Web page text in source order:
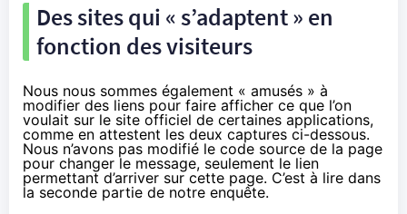
Des sites qui « s’adaptent » en
fonction des visiteurs
Nous nous sommes également « amusés » à
modifier des liens pour faire afficher ce que l’on
voulait sur le site officiel de certaines applications,
comme en attestent les deux captures ci-dessous.
Nous n’avons pas modifié le code source de la page
pour changer le message, seulement le lien
permettant d’arriver sur cette page. C’est à lire dans
la seconde partie de notre enquête.